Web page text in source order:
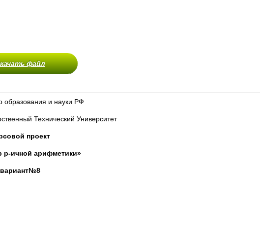
файл
образования и науки РФ
Технический Университет
проект
p-ичной арифметики»
вариант№8